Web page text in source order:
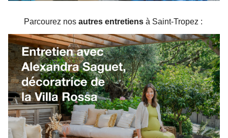
Parcourez nos autres entretiensà Saint-Tropez :